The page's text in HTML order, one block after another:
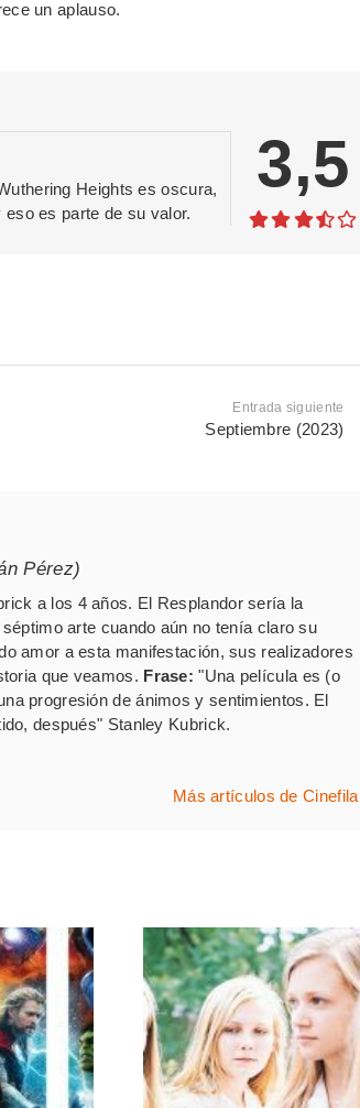
un aplauso.
Heights es oscura,
es parte de su valor.
3,5
Entrada siguiente
Septiembre (2023)
Pérez)
a los 4 años. El Resplandor sería la
arte cuando aún no tenía claro su
amor a esta manifestación, sus realizadores
que veamos. Frase: "Una película es (o
progresión de ánimos y sentimientos. El
después" Stanley Kubrick.
Más artículos de Cinefila